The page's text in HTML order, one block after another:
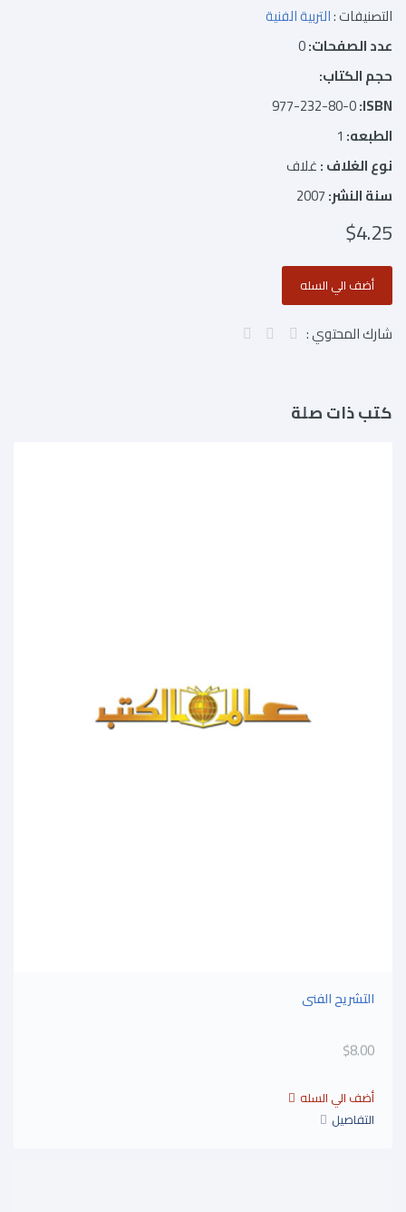
التصنيفات :التربية الفنية
عدد الصفحات:0
حجم الكتاب:
ISBN:
977-232-80-0
الطبعه: 1
نوع الغلاف :غلاف
سنة النشر:2007
$4.25
شارك المحتوي :
كتب ذات صلة
التشريح الفنى
$8.00
التفاصيل